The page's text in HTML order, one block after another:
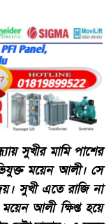
সুখীর মামি পাশের
ময়েন আলী। সে
সুখী এতে রাজি না
আলী ক্ষিপ্ত হয়ে